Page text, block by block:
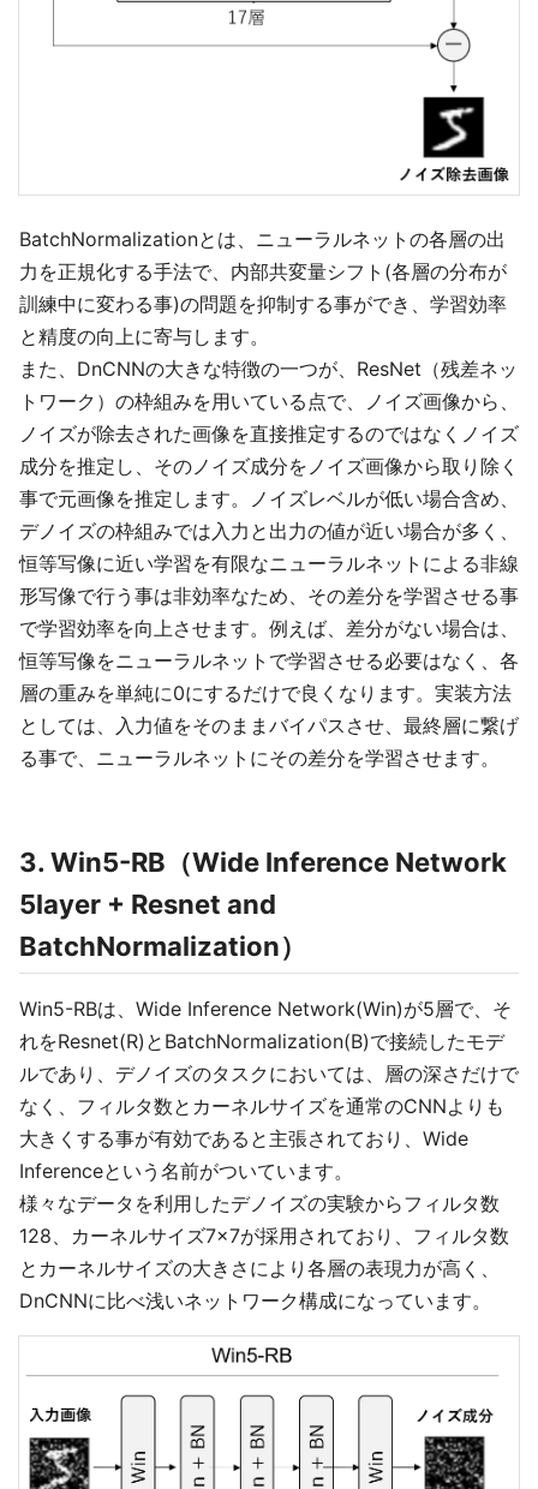
BatchNormalizationとは、ニューラルネットの各層の出
力を正規化する手法で、内部共変量シフト(各層の分布が
訓練中に変わる事)の問題を抑制する事ができ、学習効率
と精度の向上に寄与します。
また、DnCNNの大きな特徴の一つが、ResNet（残差ネッ
トワーク）の枠組みを用いている点で、ノイズ画像から、
ノイズが除去された画像を直接推定するのではなくノイズ
成分を推定し、そのノイズ成分をノイズ画像から取り除く
事で元画像を推定します。ノイズレベルが低い場合含め、
デノイズの枠組みでは入力と出力の値が近い場合が多く、
恒等写像に近い学習を有限なニューラルネットによる非線
形写像で行う事は非効率なため、その差分を学習させる事
で学習効率を向上させます。例えば、差分がない場合は、
恒等写像をニューラルネットで学習させる必要はなく、各
層の重みを単純に0にするだけで良くなります。実装方法
としては、入力値をそのままバイパスさせ、最終層に繋げ
る事で、ニューラルネットにその差分を学習させます。
3. Win5-RB（Wide Inference Network
5layer + Resnet and
BatchNormalization）
Win5-RBは、Wide Inference Network(Win)が5層で、そ
れをResnet(R)とBatchNormalization(B)で接続したモデ
ルであり、デノイズのタスクにおいては、層の深さだけで
なく、フィルタ数とカーネルサイズを通常のCNNよりも
大きくする事が有効であると主張されており、Wide
Inferenceという名前がついています。
様々なデータを利用したデノイズの実験からフィルタ数
128、カーネルサイズ7×7が採用されており、フィルタ数
とカーネルサイズの大きさにより各層の表現力が高く、
DnCNNに比べ浅いネットワーク構成になっています。